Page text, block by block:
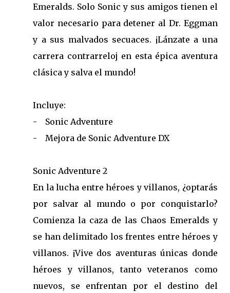
Emeralds. Solo Sonic y sus amigos tienen el
valor necesario para detener al Dr. Eggman
y a sus malvados secuaces. ¡Lánzate a una
carrera contrarreloj en esta épica aventura
clásica y salva el mundo!
Incluye:
- Sonic Adventure
- Mejora de Sonic Adventure DX
Sonic Adventure 2
En la lucha entre héroes y villanos, ¿optarás
por salvar al mundo o por conquistarlo?
Comienza la caza de las Chaos Emeralds y
se han delimitado los frentes entre héroes y
villanos. ¡Vive dos aventuras únicas donde
héroes y villanos, tanto veteranos como
nuevos, se enfrentan por el destino del